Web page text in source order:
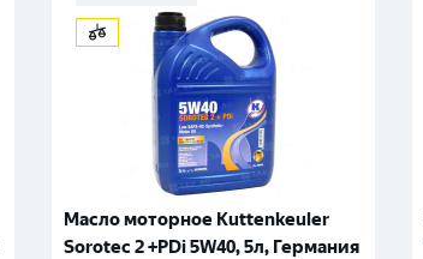
Масло моторное Kuttenkeuler
Sorotec 2 +PDi 5W40, 5л, Германия